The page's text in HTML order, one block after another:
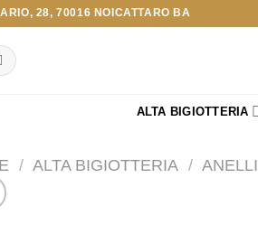
28, 70016 NOICATTARO BA
ALTA BIGIOTTERIA
/ ALTA BIGIOTTERIA / ANELLI